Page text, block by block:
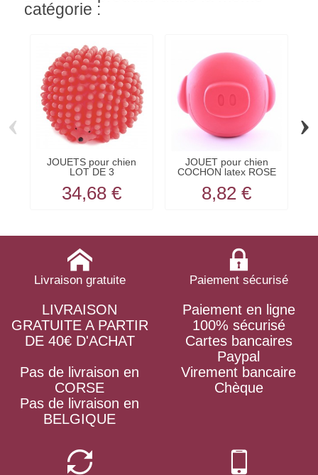
catégorie :
JOUETS pour chien
LOT DE 3
34,68 €
JOUET pour chien
COCHON latex ROSE
8,82 €
‹ ›
Livraison gratuite
LIVRAISON
GRATUITE A PARTIR
DE 40€ D'ACHAT
Pas de livraison en
CORSE
Pas de livraison en
BELGIQUE
Paiement sécurisé
Paiement en ligne
100% sécurisé
Cartes bancaires
Paypal
Virement bancaire
Chèque